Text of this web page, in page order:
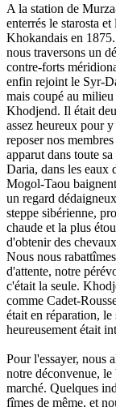
A la station de
enterrés le starosta
Khokandais en
nous traversons un
contre-forts
enfin rejoint le Syr-
mais coupé au
Khodjend. Il était
assez heureux pour
reposer nos
apparut dans toute
Daria, dans les eaux
Mogol-Taou
un regard
steppe sibérienne,
chaude et la plus
d'obtenir des
Nous nous
d'attente, notre
c'était la seule.
comme Cadet-
était en réparation,
heureusement était
Pour l'essayer, nous
notre déconvenue, le
marché. Quelques
fîmes de même, et